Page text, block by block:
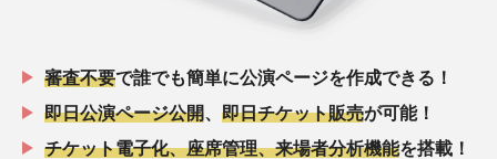
審査不要で誰でも簡単に公演ページを作成できる！
即日公演ページ公開
即日チケット販売が可能！
チケット電子化、座席管理、来場者分析機能を搭載！